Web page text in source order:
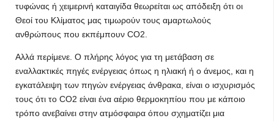
τυφώνας ή χειμερινή καταιγίδα θεωρείται ως απόδειξη ότι οι
Θεοί του Κλίματος μας τιμωρούν τους αμαρτωλούς
ανθρώπους που εκπέμπουν CO2.
Αλλά περίμενε. Ο πλήρης λόγος για τη μετάβαση σε
εναλλακτικές πηγές ενέργειας όπως η ηλιακή ή ο άνεμος, και η
εγκατάλειψη των πηγών ενέργειας άνθρακα, είναι ο ισχυρισμός
τους ότι το CO2 είναι ένα αέριο θερμοκηπίου που με κάποιο
τρόπο ανεβαίνει στην ατμόσφαιρα όπου σχηματίζει μια